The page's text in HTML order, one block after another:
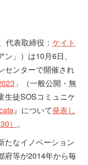
代表取締役： ケイト
ン」）は10月6日、
センターで開催され
」（一般公開・無
生徒SOSコミュニケ
』について発表し
） 。
たなイノベーション
府等が2014年から毎